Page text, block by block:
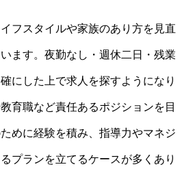
フスタイルや家族のあり方を見直
ます。夜勤なし・週休二日・残業
にした上で求人を探すようになり
育職など責任あるポジションを目
めに経験を積み、指導力やマネジ
プランを立てるケースが多くあり